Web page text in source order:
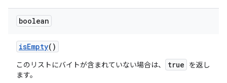
boolean
isEmpty()
このリストにバイトが含まれていない場合は、 true
を返し
ます。